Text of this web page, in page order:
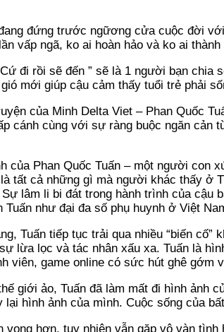
đứng trước ngữơng cửa cuộc đời
vấp ngã, ko ai hoàn hảo và ko ai
đi rồi sẽ đến ” sẽ là 1 người bạn
mới giúp cậu cảm thấy tuổi trẻ phải
của Minh Delta Viet – Phan Quốc
cánh cùng với sự ràng buộc ngăn
của Phan Quốc Tuấn – một người con
tất cả những gì mà người khác thấy ở
Sự lâm li bi đát trong hành trình của
Tuấn như đại đa số phụ huynh ở Việt
Tuấn tiếp tục trải qua nhiều “biến
lừa lọc và tác nhân xấu xa. Tuấn là
game online có sức hút ghê gớm
giới ảo, Tuấn đã làm mất đi hình
hình ảnh của mình. Cuộc sống của
vọng hơn, tuy nhiên vẫn gặp vô vàn